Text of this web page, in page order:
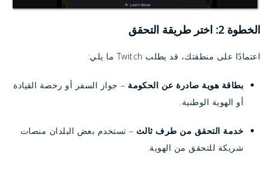
الخطوة 2: اختر طريقة التحقق
اعتمادًا على منطقتك، قد يطلب Twitch ما يلي:
بطاقة هوية صادرة عن الحكومة – جواز السفر أو رخصة القيادة
أو الهوية الوطنية.
خدمة التحقق من طرف ثالث – تستخدم بعض البلدان منصات
شريكة للتحقق من الهوية.